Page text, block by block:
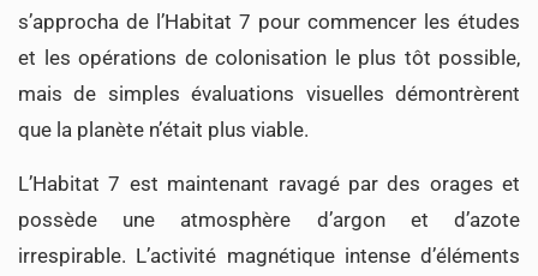
s’approcha de l’Habitat 7 pour commencer les études
et les opérations de colonisation le plus tôt possible,
mais de simples évaluations visuelles démontrèrent
que la planète n’était plus viable.
L’Habitat 7 est maintenant ravagé par des orages et
possède une atmosphère d’argon et d’azote
irrespirable. L’activité magnétique intense d’éléments